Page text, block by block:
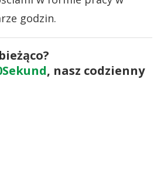
godzin.
, nasz codzienny